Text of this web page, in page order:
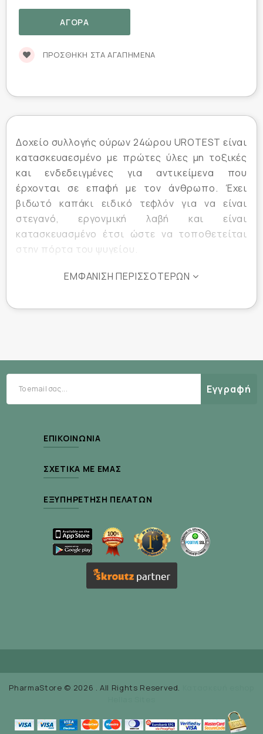
ΠΡΟΣΘΉΚΗ ΣΤΑ ΑΓΑΠΗΜΈΝΑ
Δοχείο συλλογής ούρων 24ώρου UROTEST είναι
κατασκευαεσμένο με πρώτες ύλες μη τοξικές
και ενδεδειγμένες για αντικείμενα που
έρχονται σε επαφή με τον άνθρωπο. Έχει
βιδωτό καπάκι ειδικό τεφλόν για να είναι
στεγανό, εργονμική λαβή και είναι
κατασκευασμένο έτσι ώστε να τοποθετείται
στην πόρτα του ψυγείου.
ΕΜΦΆΝΙΣΗ ΠΕΡΙΣΣΌΤΕΡΩΝ
Εγγραφή
ΕΠΙΚΟΙΝΩΝΊΑ
ΣΧΕΤΙΚΆ ΜΕ ΕΜΆΣ
ΕΞΥΠΗΡΈΤΗΣΗ ΠΕΛΑΤΏΝ
PharmaStore © 2026 . All Rights Reserved.